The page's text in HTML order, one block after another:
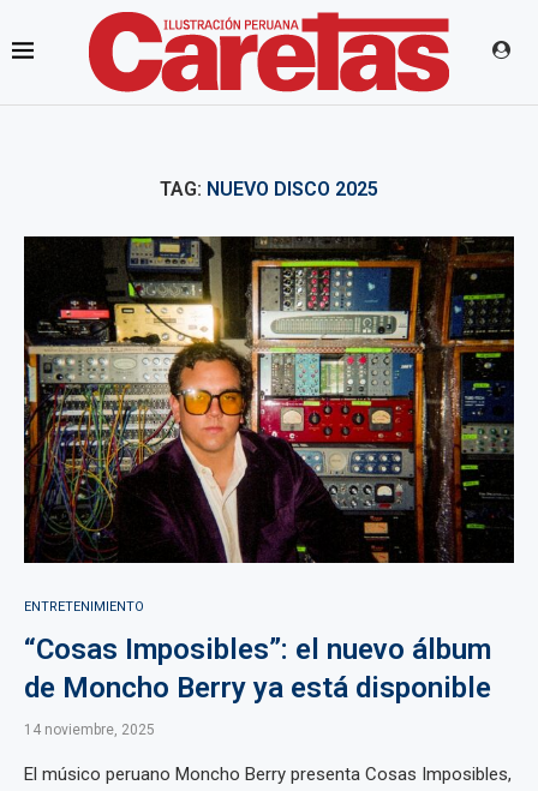
TAG: NUEVO DISCO 2025
ENTRETENIMIENTO
“Cosas Imposibles”: el nuevo álbum
de Moncho Berry ya está disponible
14 noviembre, 2025
El músico peruano Moncho Berry presenta Cosas Imposibles,